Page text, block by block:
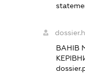
ВАНІВ